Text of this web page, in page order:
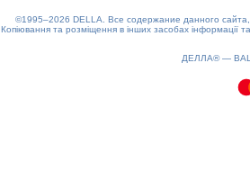
©1995–2026 DELLA. Все содержание данного
Копіювання та розміщення в інших засобах інформації
ДЕЛЛА® —